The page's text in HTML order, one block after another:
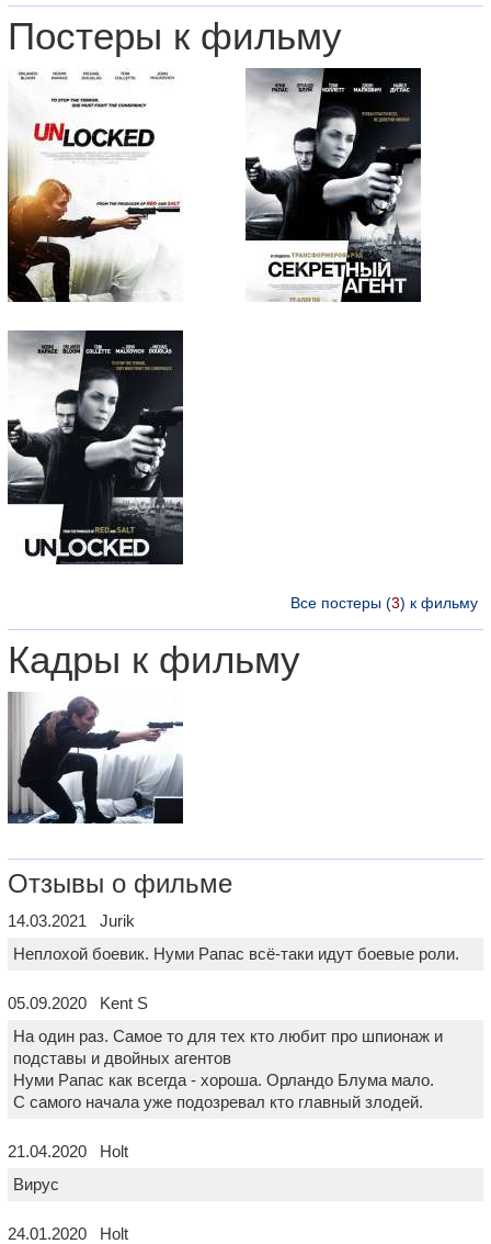
Постеры к фильму
Все постеры (3) к фильму
Кадры к фильму
Отзывы о фильме
14.03.2021 Jurik
Неплохой боевик. Нуми Рапас всё-таки идут боевые роли.
05.09.2020 Kent S
На один раз. Самое то для тех кто любит про шпионаж и
подставы и двойных агентов
Нуми Рапас как всегда - хороша. Орландо Блума мало.
С самого начала уже подозревал кто главный злодей.
21.04.2020 Holt
Вирус
24.01.2020 Holt